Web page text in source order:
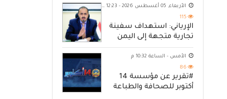
الأربعاء, 05 أغسطس 2026 - 12:23 ص
115
الإرياني: استهداف سفينة
تجارية متجهة إلى اليمن
يكشف حصار الحوثي للشعب
الأمس - الساعة 10:32 م
86
#تقرير عن مؤسسة 14
أكتوبر للصحافة والطباعة